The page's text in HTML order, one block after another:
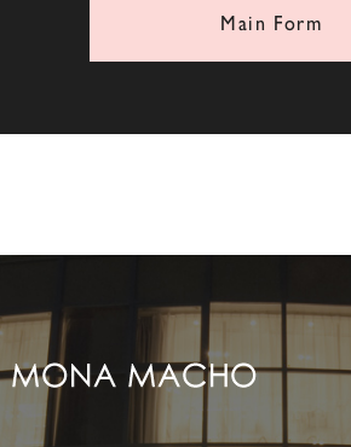
Main Form